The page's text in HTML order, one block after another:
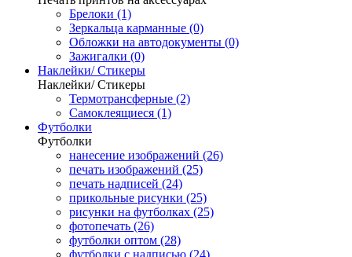
Брелоки (1)
Зеркальца карманные (0)
Обложки на автодокументы (0)
Зажигалки (0)
Наклейки/ Стикеры
Наклейки/ Стикеры
Термотрансферные (2)
Самоклеящиеся (1)
Футболки
Футболки
нанесение изображений (26)
печать изображений (25)
печать надписей (24)
прикольные рисунки (25)
рисунки на футболках (25)
фотопечать (26)
футболки оптом (28)
футболки с надписью (24)